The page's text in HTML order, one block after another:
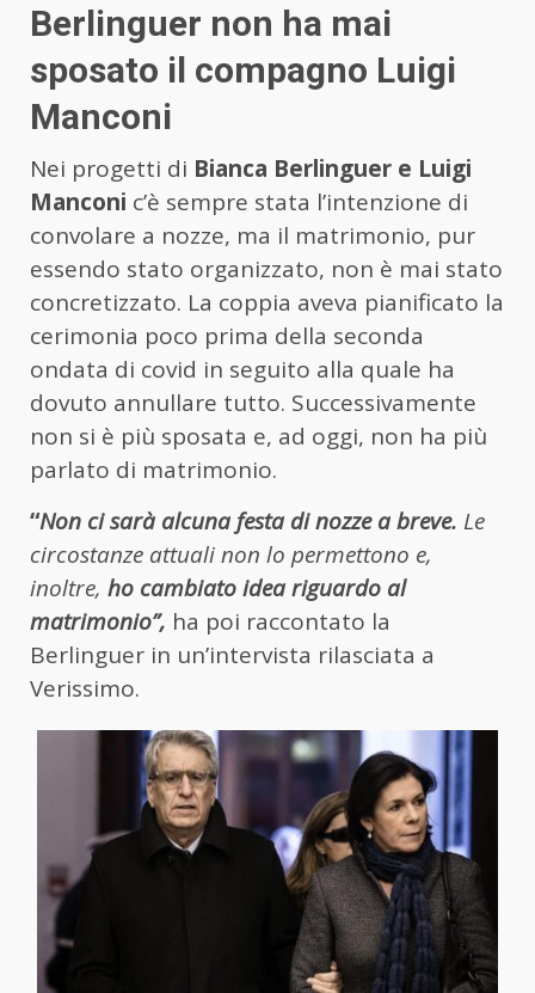
Berlinguer non ha mai
sposato il compagno Luigi
Manconi
Nei progetti di Bianca Berlinguer e Luigi
Manconi c’è sempre stata l’intenzione di
convolare a nozze, ma il matrimonio, pur
essendo stato organizzato, non è mai stato
concretizzato. La coppia aveva pianificato la
cerimonia poco prima della seconda
ondata di covid in seguito alla quale ha
dovuto annullare tutto. Successivamente
non si è più sposata e, ad oggi, non ha più
parlato di matrimonio.
“Non ci sarà alcuna festa di nozze a breve. Le
circostanze attuali non lo permettono e,
inoltre, ho cambiato idea riguardo al
matrimonio”, ha poi raccontato la
Berlinguer in un’intervista rilasciata a
Verissimo.